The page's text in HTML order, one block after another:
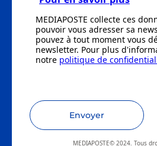
MEDIAPOSTE collecte ces
pouvoir vous adresser sa
pouvez à tout moment vous
newsletter. Pour plus
notre politique de
Envoyer
MEDIAPOSTE© 2024. Tous